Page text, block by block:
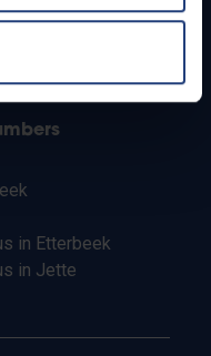
in Etterbeek
in Jette